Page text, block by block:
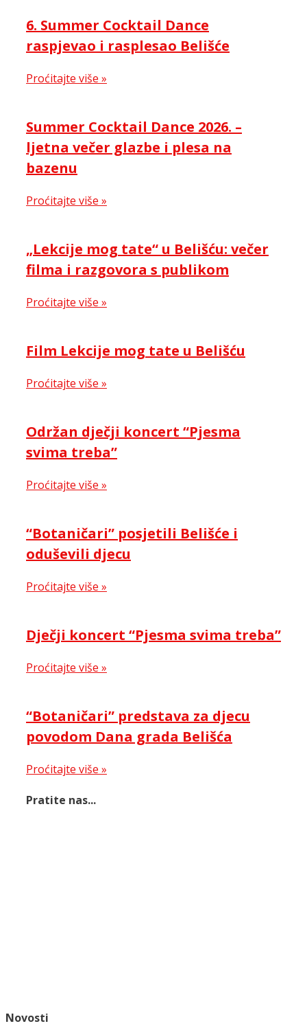
6. Summer Cocktail Dance
raspjevao i rasplesao Belišće
Proćitajte više »
Summer Cocktail Dance 2026. –
ljetna večer glazbe i plesa na
bazenu
Proćitajte više »
„Lekcije mog tate“ u Belišću: večer
filma i razgovora s publikom
Proćitajte više »
Film Lekcije mog tate u Belišću
Proćitajte više »
Održan dječji koncert “Pjesma
svima treba”
Proćitajte više »
“Botaničari” posjetili Belišće i
oduševili djecu
Proćitajte više »
Dječji koncert “Pjesma svima treba”
Proćitajte više »
“Botaničari” predstava za djecu
povodom Dana grada Belišća
Proćitajte više »
Pratite nas...
Novosti